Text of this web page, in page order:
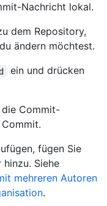
Nachricht lokal.
dem Repository,
ändern möchtest.
ein und drücken
die Commit-
fügen Sie
Siehe
mehreren Autoren
.